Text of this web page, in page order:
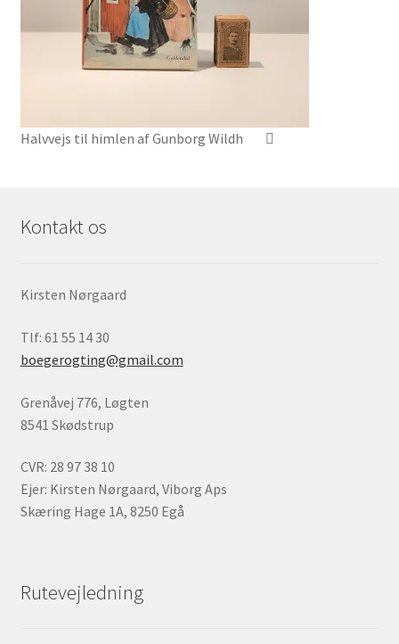
Halvvejs til himlen af Gunborg Wildh
Kontakt os
Kirsten Nørgaard
Tlf: 61 55 14 30
boegerogting@gmail.com
Grenåvej 776, Løgten
8541 Skødstrup
CVR: 28 97 38 10
Ejer: Kirsten Nørgaard, Viborg Aps
Skæring Hage 1A, 8250 Egå
Rutevejledning